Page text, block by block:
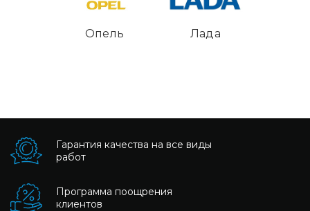
Опель Лада
Гарантия качества на все виды
работ
Программа поощрения
клиентов